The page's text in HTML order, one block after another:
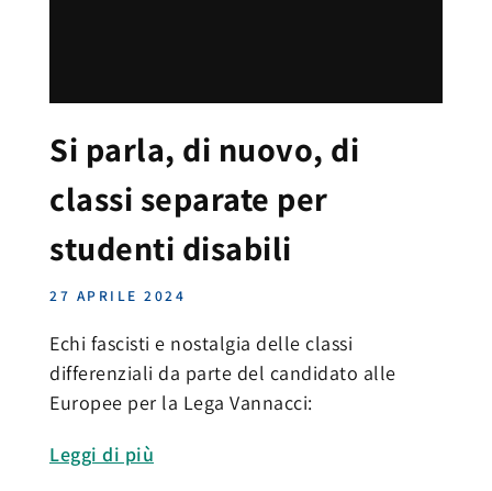
Si parla, di nuovo, di
classi separate per
studenti disabili
27 APRILE 2024
Echi fascisti e nostalgia delle classi
differenziali da parte del candidato alle
Europee per la Lega Vannacci:
Leggi di più